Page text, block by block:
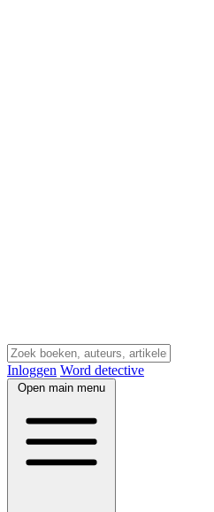
Inloggen Word detective
Open main menu